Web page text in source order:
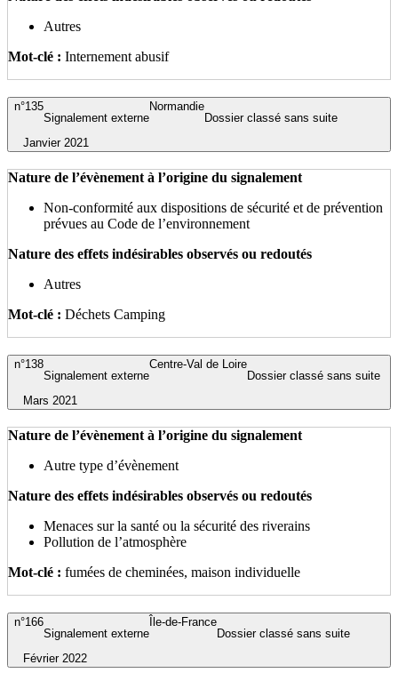
Autres
Mot-clé : Internement abusif
Janvier 2021
Dossier classé sans suite
Normandie
Signalement externe
n°135
Nature de l’évènement à l’origine du signalement
Non-conformité aux dispositions de sécurité et de prévention
prévues au Code de l’environnement
Nature des effets indésirables observés ou redoutés
Autres
Mot-clé : Déchets Camping
Mars 2021
Dossier classé sans suite
Centre-Val de Loire
Signalement externe
n°138
Nature de l’évènement à l’origine du signalement
Autre type d’évènement
Nature des effets indésirables observés ou redoutés
Menaces sur la santé ou la sécurité des riverains
Pollution de l’atmosphère
Mot-clé : fumées de cheminées, maison individuelle
Février 2022
Dossier classé sans suite
Île-de-France
Signalement externe
n°166